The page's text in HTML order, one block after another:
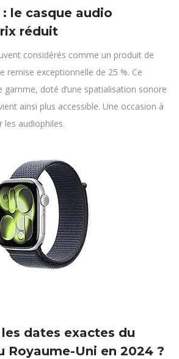
le casque audio
réduit
considérés comme un produit de
remise exceptionnelle de 25 %. Ce
gamme, doté d’une spatialisation sonore
ainsi plus accessible. Une occasion à
les audiophiles.
dates exactes du
Royaume-Uni en 2024 ?